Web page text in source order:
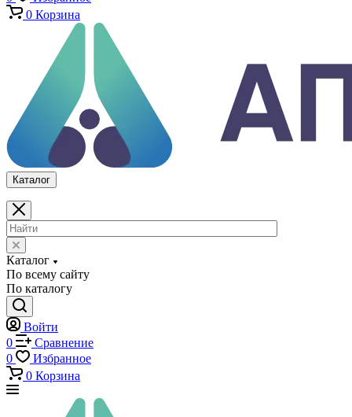
Аттестация испытательного оборудования
Калибровка средств измерений
Каталог
По всему сайту
По каталогу
Войти
Сравнение
Избранное
0
Каталог